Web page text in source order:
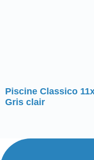
Piscine Classico
Gris clair